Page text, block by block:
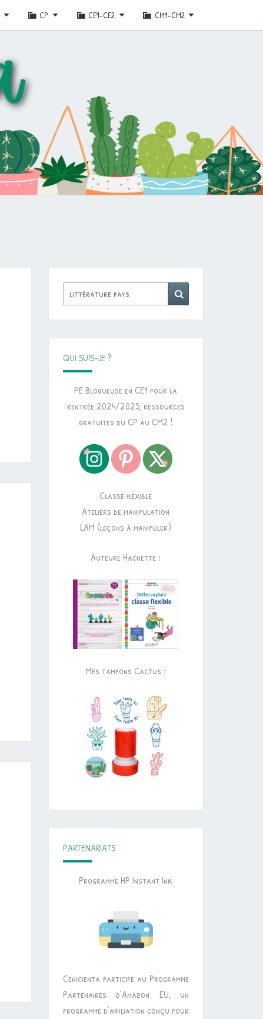
CP CE1-CE2 CM1-CM2
Rechercher :
QUI SUIS-JE ?
PE Blogueuse en CE1 pour la
rentrée 2024/2025, ressources
gratuites du CP au CM2 !
Classe flexible
Ateliers de manipulation
LAM (leçons à manipuler)
Auteure Hachette :
Mes tampons Cactus :
PARTENARIATS
Programme HP Instant Ink
Cenicienta participe au Programme
Partenaires d’Amazon EU, un
programme d’affiliation conçu pour